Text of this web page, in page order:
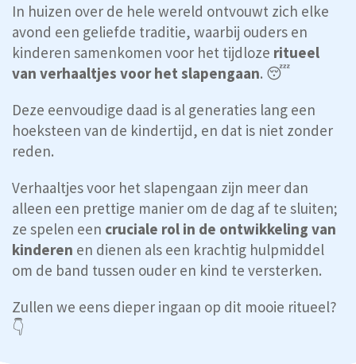
In huizen over de hele wereld ontvouwt zich elke
avond een geliefde traditie, waarbij ouders en
kinderen samenkomen voor het tijdloze ritueel
van verhaaltjes voor het slapengaan. 😴
Deze eenvoudige daad is al generaties lang een
hoeksteen van de kindertijd, en dat is niet zonder
reden.
Verhaaltjes voor het slapengaan zijn meer dan
alleen een prettige manier om de dag af te sluiten;
ze spelen een cruciale rol in de ontwikkeling van
kinderen en dienen als een krachtig hulpmiddel
om de band tussen ouder en kind te versterken.
Zullen we eens dieper ingaan op dit mooie ritueel?
👇